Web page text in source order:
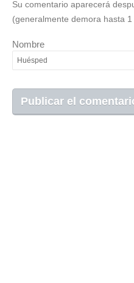
Su comentario aparecerá
(generalmente demora hasta 1
Nombre